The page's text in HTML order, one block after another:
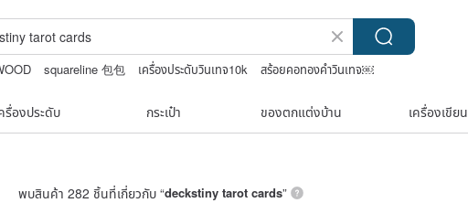
squareline 包包 เครื่องประดับวินเทจ10k
สร้อยคอทองคำวินเทจ￼
รื่องประดับ กระเป๋า ของตกแต่งบ้าน เครื่องเขียน
พบสินค้า 282 ชิ้นที่เกี่ยวกับ “deckstiny tarot cards”